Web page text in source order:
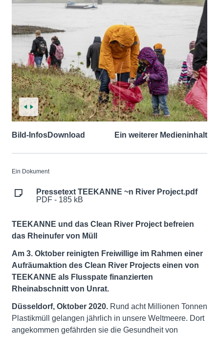
Bild-InfosDownload Ein weiterer Medieninhalt
Ein Dokument
Pressetext TEEKANNE ~n River Project.pdf
PDF - 185 kB
TEEKANNE und das Clean River Project befreien
das Rheinufer von Müll
Am 3. Oktober reinigten Freiwillige im Rahmen einer
Aufräumaktion des Clean River Projects einen von
TEEKANNE als Flusspate finanzierten
Rheinabschnitt von Unrat.
Düsseldorf, Oktober 2020. Rund acht Millionen Tonnen
Plastikmüll gelangen jährlich in unsere Weltmeere. Dort
angekommen gefährden sie die Gesundheit von